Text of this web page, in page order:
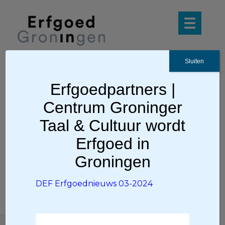
Ga terug
DEF Erfgoednieuws 03-2024
DEF Erfgoednieuws 03-2024
Erfgoedpartners |
Centrum Groninger
Taal & Cultuur wordt
Erfgoed in
Groningen
DEF Erfgoednieuws 03-2024
Sluiten